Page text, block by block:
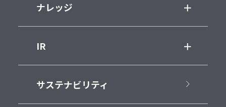
ナレッジ
IR
サステナビリティ